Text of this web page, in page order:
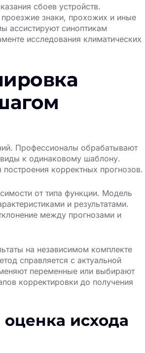
сбоев устройств.
знаки, прохожих и иные
ассистируют синоптикам
исследования климатических
Профессионалы обрабатывают
к одинаковому шаблону.
корректных прогнозов.
от типа функции. Модель
и результатами.
между прогнозами и
на независимом комплекте
справляется с актуальной
переменные или выбирают
корректировки до получения
исхода